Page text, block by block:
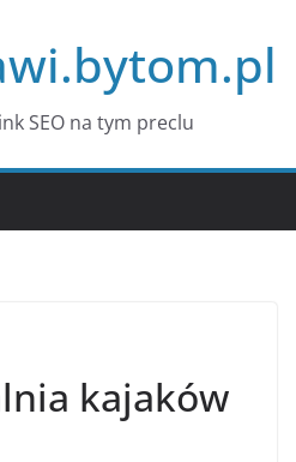
SEO na tym preclu
kajaków